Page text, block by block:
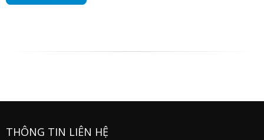
THÔNG TIN LIÊN HỆ